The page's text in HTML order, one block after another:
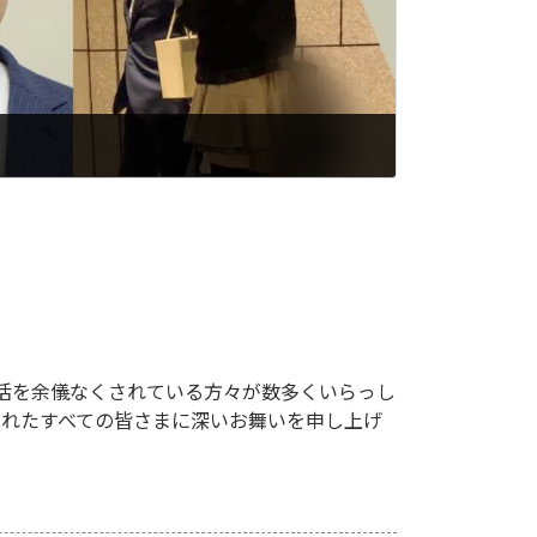
余儀なくされている方々が数多くいらっし
たすべての皆さまに深いお舞いを申し上げ